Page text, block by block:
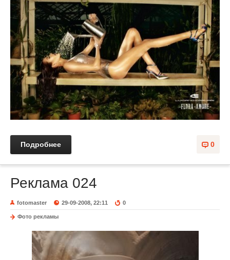
0
Подробнее
Реклама 024
fotomaster 29-09-2008, 22:11 0
Фото рекламы